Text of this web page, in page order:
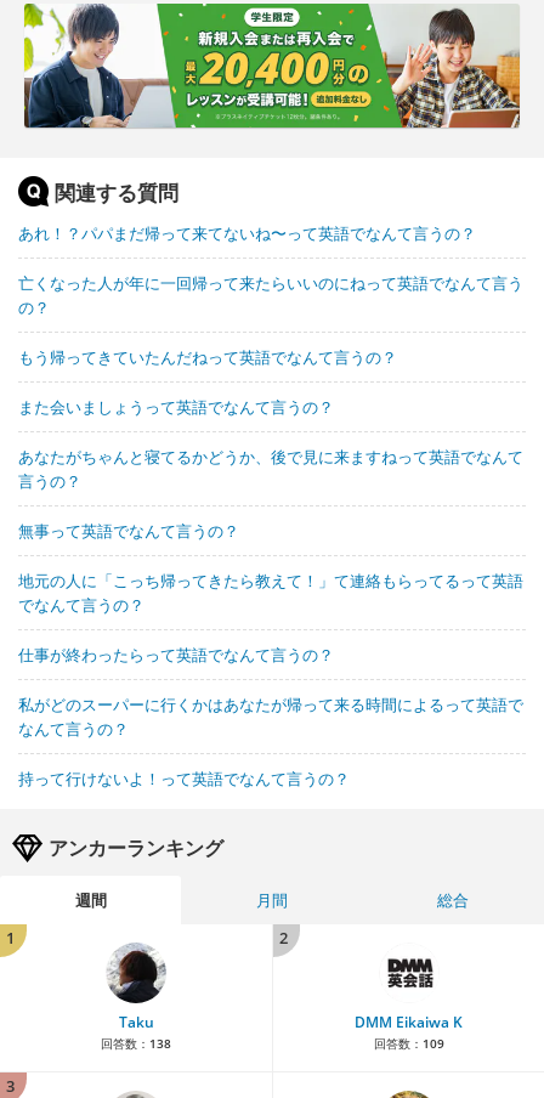
関連する質問
あれ！？パパまだ帰って来てないね〜って英語でなんて言うの？
亡くなった人が年に一回帰って来たらいいのにねって英語でなんて言う
の？
もう帰ってきていたんだねって英語でなんて言うの？
また会いましょうって英語でなんて言うの？
あなたがちゃんと寝てるかどうか、後で見に来ますねって英語でなんて
言うの？
無事って英語でなんて言うの？
地元の人に「こっち帰ってきたら教えて！」て連絡もらってるって英語
でなんて言うの？
仕事が終わったらって英語でなんて言うの？
私がどのスーパーに行くかはあなたが帰って来る時間によるって英語で
なんて言うの？
持って行けないよ！って英語でなんて言うの？
アンカーランキング
週間 月間
総合
1
Taku
回答数： 138
2
DMM Eikaiwa K
回答数： 109
3